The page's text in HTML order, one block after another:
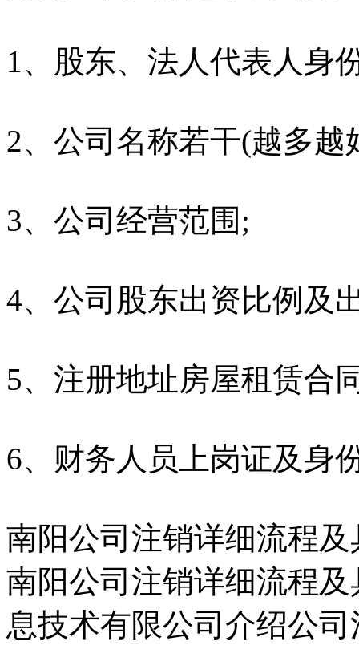
1、股东、法人代表人身
2、公司名称若干(越多越
3、公司经营范围;
4、公司股东出资比例及
5、注册地址房屋租赁合
6、财务人员上岗证及身
南阳公司注销详细流程
南阳公司注销详细流程
息技术有限公司介绍公